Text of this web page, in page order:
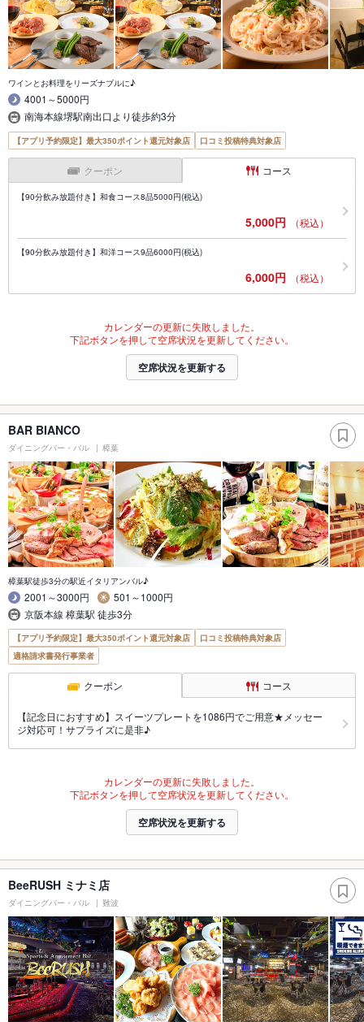
ワインとお料理をリーズナブルに♪
4001～5000円
南海本線堺駅南出口より徒歩約3分
【アプリ予約限定】最大350ポイント還元対象店 口コミ投稿特典対象店
クーポン コース
【90分飲み放題付き】和食コース8品5000円(税込)
5,000円 （税込）
【90分飲み放題付き】和洋コース9品6000円(税込)
6,000円 （税込）
カレンダーの更新に失敗しました。
下記ボタンを押して空席状況を更新してください。
空席状況を更新する
BAR BIANCO
ダイニングバー・バル 樟葉
樟葉駅徒歩3分の駅近イタリアンバル♪
2001～3000円
501～1000円
京阪本線 樟葉駅 徒歩3分
【アプリ予約限定】最大350ポイント還元対象店
口コミ投稿特典対象店
適格請求書発行事業者
クーポン コース
【記念日におすすめ】スイーツプレートを1086円でご用意★メッセー
ジ対応可！サプライズに是非♪
カレンダーの更新に失敗しました。
下記ボタンを押して空席状況を更新してください。
空席状況を更新する
BeeRUSH ミナミ店
ダイニングバー・バル 難波